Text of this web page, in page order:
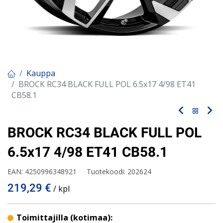
Kauppa
BROCK RC34 BLACK FULL POL 6.5x17 4/98 ET41
CB58.1
BROCK RC34 BLACK FULL POL
6.5x17 4/98 ET41 CB58.1
EAN: 4250996348921 Tuotekoodi: 202624
219,29 € / kpl
Toimittajilla (kotimaa):